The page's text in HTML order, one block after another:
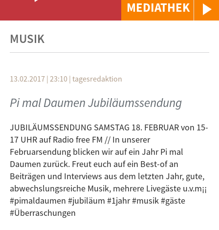
MEDIATHEK
MUSIK
13.02.2017 | 23:10 | tagesredaktion
Pi mal Daumen Jubiläumssendung
JUBILÄUMSSENDUNG SAMSTAG 18. FEBRUAR von 15-
17 UHR auf Radio free FM // In unserer
Februarsendung blicken wir auf ein Jahr Pi mal
Daumen zurück. Freut euch auf ein Best-of an
Beiträgen und Interviews aus dem letzten Jahr, gute,
abwechslungsreiche Musik, mehrere Livegäste u.v.m¡¡
#pimaldaumen #jubiläum #1jahr #musik #gäste
#Überraschungen